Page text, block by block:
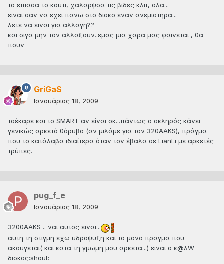
το επιασα το κουτι, χαλαρψσα τις βιδες κλπ, ολα...
ειναι σαν να εχει πανω στο δισκο εναν ανεμιστηρα...
λετε να ειναι για αλλαγη??
και σιγα μην τον αλλαξουν..εμας μια χαρα μας φαινεται , θα
πουν
GriGaS
Ιανουάριος 18, 2009
τσέκαρε και το SMART αν είναι οκ...πάντως ο σκληρός κάνει
γενικώς αρκετό θόρυβο (αν μιλάμε για τον 320ΑΑΚS), πράγμα
που το κατάλαβα ιδιαίτερα όταν τον έβαλα σε LianLi με αρκετές
τρύπες.
pug_f_e
Ιανουάριος 18, 2009
3200ΑΑΚS .. ναι αυτος ειναι...
αυτη τη στιγμη εχω υδροψυξη και το μονο πραγμα που
ακουγεται( και κατα τη γμωμη μου αρκετα...) ειναι ο κ@λW
δισκος:shout: